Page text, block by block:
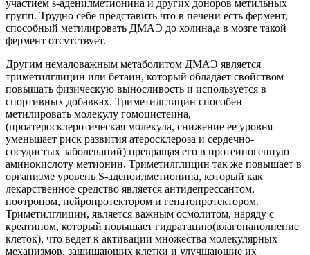
участием s-аденилметионина и других доноров метильных
групп. Трудно себе представить что в печени есть фермент,
способный метилировать ДМАЭ до холина,а в мозге такой
фермент отсутствует.
Другим немаловажным метаболитом ДМАЭ является
триметилглицин или бетаин, который обладает свойством
повышать физическую выносливость и используется в
спортивных добавках. Триметилглицин способен
метилировать молекулу гомоцистеина,
(проатеросклеротическая молекула, снижение ее уровня
уменьшает риск развития атеросклероза и сердечно-
сосудистых заболеваний) превращая его в протеиногенную
аминокислоту метионин. Триметилглицин так же повышает в
организме уровень S-аденоилметионина, который как
лекарственное средство является антидепрессантом,
ноотропом, нейропротектором и гепатопротектором.
Триметилглицин, является важным осмолитом, наряду с
креатином, который повышает гидратацию(влагонаполнение
клеток), что ведет к активации множества молекулярных
механизмов, защищающих клетки и улучшающие их